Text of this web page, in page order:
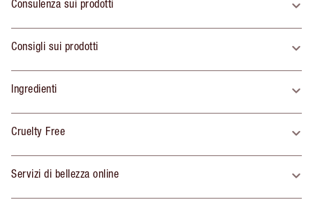
Consulenza sui prodotti
Consigli sui prodotti
Ingredienti
Cruelty Free
Servizi di bellezza online